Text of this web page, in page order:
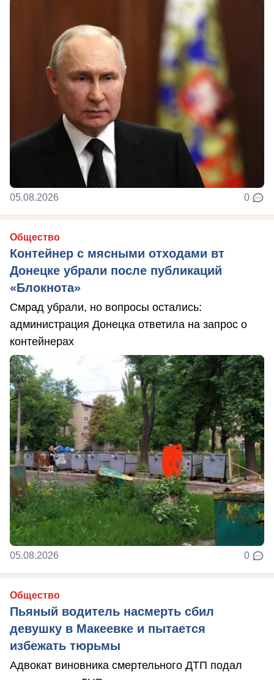
05.08.2026 0
Общество
Контейнер с мясными отходами вт
Донецке убрали после публикаций
«Блокнота»
Смрад убрали, но вопросы остались:
администрация Донецка ответила на запрос о
контейнерах
05.08.2026 0
Общество
Пьяный водитель насмерть сбил
девушку в Макеевке и пытается
избежать тюрьмы
Адвокат виновника смертельного ДТП подал